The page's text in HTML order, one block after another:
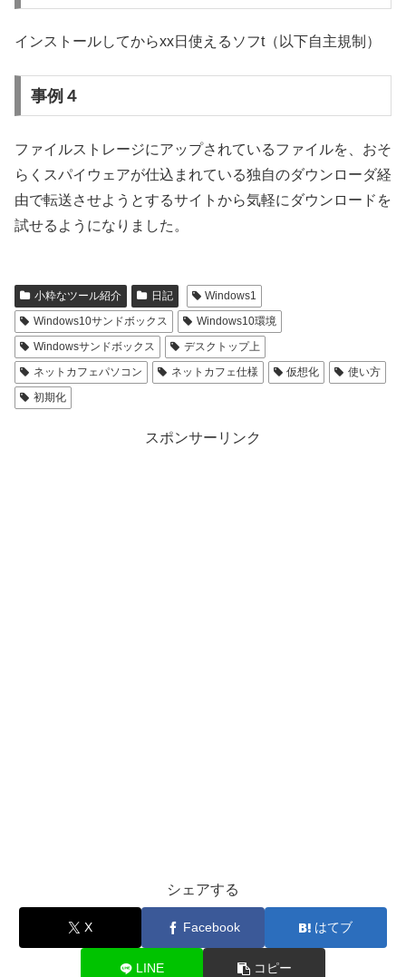
インストールしてからxx日使えるソフt（以下自主規制）
事例４
ファイルストレージにアップされているファイルを、おそ
らくスパイウェアが仕込まれている独自のダウンローダ経
由で転送させようとするサイトから気軽にダウンロードを
試せるようになりました。
小粋なツール紹介 日記
Windows1
Windows10サンドボックス
Windows10環境
Windowsサンドボックス
デスクトップ上
ネットカフェパソコン
ネットカフェ仕様 仮想化
使い方
初期化
スポンサーリンク
シェアする
X Facebook はてブ
LINE コピー